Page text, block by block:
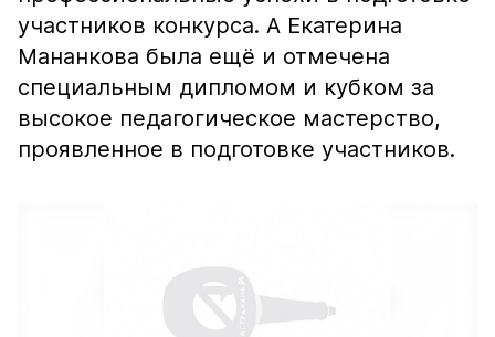
участников конкурса. А Екатерина
Мананкова была ещё и отмечена
специальным дипломом и кубком за
высокое педагогическое мастерство,
проявленное в подготовке участников.